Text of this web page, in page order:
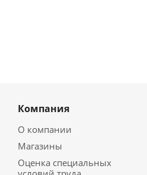
Компания
О компании
Магазины
Оценка специальных